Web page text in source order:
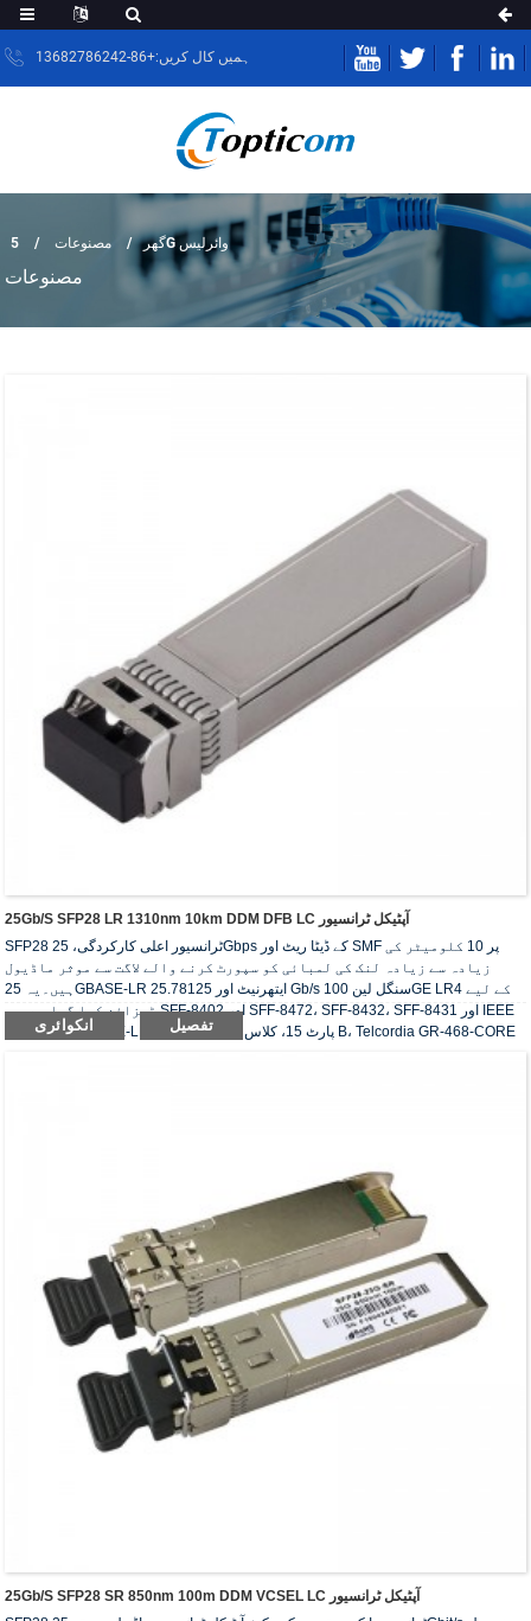
ہمیں کال کریں:+86-13682786242
گھر مصنوعات 5G وائرلیس
مصنوعات
25Gb/s SFP28 LR 1310nm 10km DDM DFB LC آپٹیکل ٹرانسیور
SFP28 ٹرانسیور اعلی کارکردگی، 25Gbps کے ڈیٹا ریٹ اور SMF پر 10 کلومیٹر کی
زیادہ سے زیادہ لنک کی لمبائی کو سپورٹ کرنے والے لاگت سے موثر ماڈیول
ہیں۔یہ 25GBASE-LR ایتھرنیٹ اور 25.78125 Gb/s سنگل لین 100GE LR4 کے لیے
ڈیزائن کیا گیا ہے۔وہ SFF-8402 اور SFF-8472، SFF-8432، SFF-8431 اور IEEE
802.3by 25GBASE-LR، FCC 47 CFR پارٹ 15، کلاس B، Telcordia GR-468-CORE
انکوائری تفصیل
25Gb/s SFP28 SR 850nm 100m DDM VCSEL LC آپٹیکل ٹرانسیور